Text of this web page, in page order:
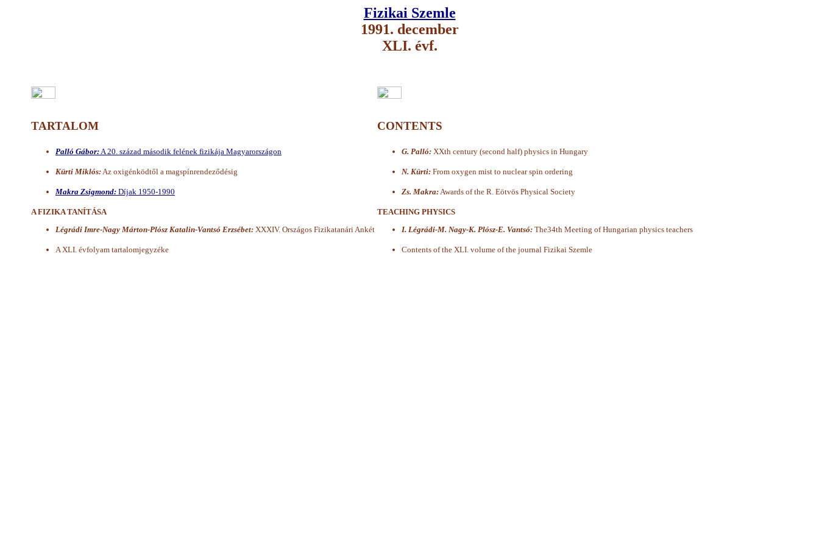
Fizikai Szemle
1991. december
XLI. évf.
TARTALOM CONTENTS
Palló Gábor: A 20. század második felének fizikája Magyarországon G. Palló: XXth century (second half) physics in Hungary
Kürti Miklós: Az oxigénködtől a magspínrendeződésig N. Kürti: From oxygen mist to nuclear spin ordering
Makra Zsigmond: Díjak 1950-1990 Zs. Makra: Awards of the R. Eötvös Physical Society
A FIZIKA TANÍTÁSA
Légrádi Imre-Nagy Márton-Plósz Katalin-Vantsó Erzsébet: XXXIV. Országos Fizikatanári Ankét
TEACHING PHYSICS
I. Légrádi-M. Nagy-K. Plósz-E. Vantsó: The34th Meeting of Hungarian physics teachers
A XLI. évfolyam tartalomjegyzéke Contents of the XLI. volume of the journal Fizikai Szemle